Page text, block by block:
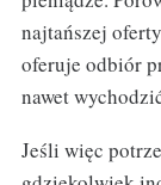
najtańszej
oferuje odbiór
nawet
Jeśli więc